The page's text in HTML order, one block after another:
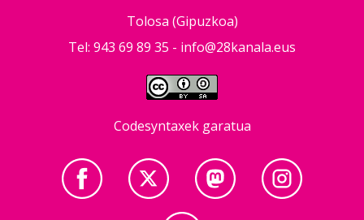
Tolosa (Gipuzkoa)
Tel: 943 69 89 35 - info@28kanala.eus
Codesyntaxek garatua